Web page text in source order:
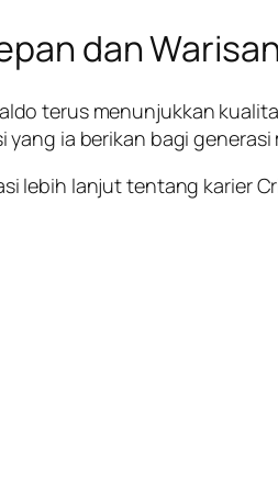
dan Warisan
terus menunjukkan
yang ia berikan bagi
lebih lanjut tentang karier